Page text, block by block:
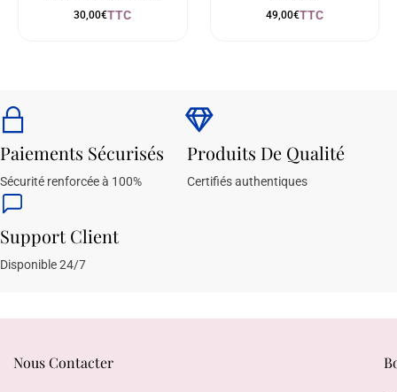
30,00€TTC 49,00€TTC
Paiements Sécurisés
Sécurité renforcée à 100%
Produits De Qualité
Certifiés authentiques
Support Client
Disponible 24/7
Nous Contacter